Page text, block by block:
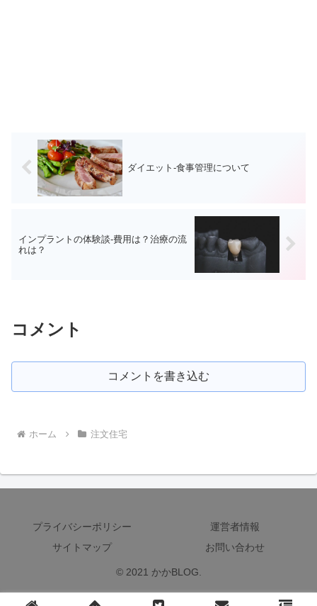
ダイエット-食事管理について
インプラントの体験談-費用は？治療の流
れは？
コメント
コメントを書き込む
ホーム 注文住宅
プライバシーポリシー
運営者情報
サイトマップ
お問い合わせ
© 2021 かかBLOG.